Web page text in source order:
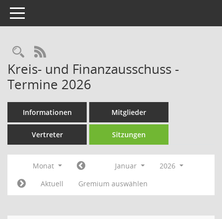
Toggle navigation
Rechercheauswahl
RSS-Feed
Kreis- und Finanzausschuss -
Termine 2026
Informationen Mitglieder
Vertreter Sitzungen
Monat Januar
2026
Aktuell
Gremium auswählen